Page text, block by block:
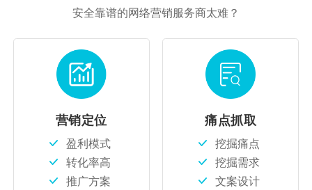
安全靠谱的网络营销服务商太难？
营销定位
盈利模式
转化率高
推广方案
痛点抓取
挖掘痛点
挖掘需求
文案设计